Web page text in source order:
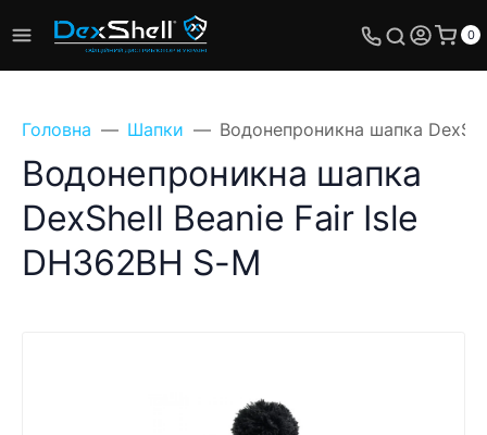
0
Головна Шапки Водонепроникна шапка
Водонепроникна шапка
DexShell Beanie Fair Isle
DH362BH S-M
Поставте своє
питання, ми